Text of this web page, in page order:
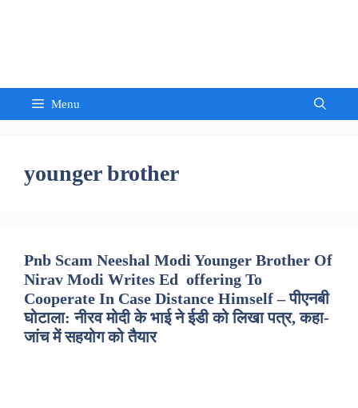
Menu
younger brother
Pnb Scam Neeshal Modi Younger Brother Of
Nirav Modi Writes Ed offering To
Cooperate In Case Distance Himself – पीएनबी
घोटाला: नीरव मोदी के भाई ने ईडी को लिखा पत्र, कहा-
जांच में सहयोग को तैयार